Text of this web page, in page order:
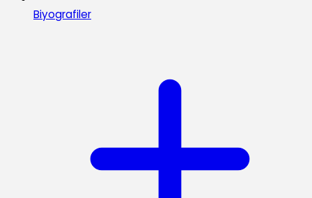
Biyografiler